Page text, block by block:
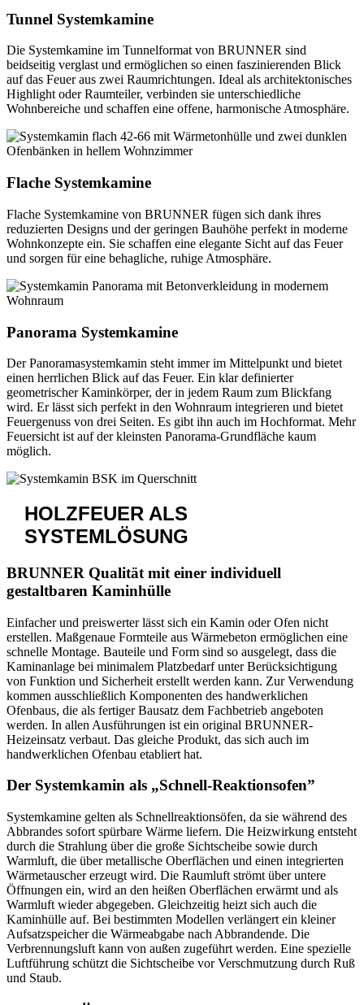
Tunnel Systemkamine
Die Systemkamine im Tunnelformat von BRUNNER sind
beidseitig verglast und ermöglichen so einen faszinierenden Blick
auf das Feuer aus zwei Raumrichtungen. Ideal als architektonisches
Highlight oder Raumteiler, verbinden sie unterschiedliche
Wohnbereiche und schaffen eine offene, harmonische Atmosphäre.
Flache Systemkamine
Flache Systemkamine von BRUNNER fügen sich dank ihres
reduzierten Designs und der geringen Bauhöhe perfekt in moderne
Wohnkonzepte ein. Sie schaffen eine elegante Sicht auf das Feuer
und sorgen für eine behagliche, ruhige Atmosphäre.
Panorama Systemkamine
Der Panoramasystemkamin steht immer im Mittelpunkt und bietet
einen herrlichen Blick auf das Feuer. Ein klar definierter
geometrischer Kaminkörper, der in jedem Raum zum Blickfang
wird. Er lässt sich perfekt in den Wohnraum integrieren und bietet
Feuergenuss von drei Seiten. Es gibt ihn auch im Hochformat. Mehr
Feuersicht ist auf der kleinsten Panorama-Grundfläche kaum
möglich.
HOLZFEUER ALS
SYSTEMLÖSUNG
BRUNNER Qualität mit einer individuell
gestaltbaren Kaminhülle
Einfacher und preiswerter lässt sich ein Kamin oder Ofen nicht
erstellen. Maßgenaue Formteile aus Wärmebeton ermöglichen eine
schnelle Montage. Bauteile und Form sind so ausgelegt, dass die
Kaminanlage bei minimalem Platzbedarf unter Berücksichtigung
von Funktion und Sicherheit erstellt werden kann. Zur Verwendung
kommen ausschließlich Komponenten des handwerklichen
Ofenbaus, die als fertiger Bausatz dem Fachbetrieb angeboten
werden. In allen Ausführungen ist ein original BRUNNER-
Heizeinsatz verbaut. Das gleiche Produkt, das sich auch im
handwerklichen Ofenbau etabliert hat.
Der Systemkamin als „Schnell-Reaktionsofen”
Systemkamine gelten als Schnellreaktionsöfen, da sie während des
Abbrandes sofort spürbare Wärme liefern. Die Heizwirkung entsteht
durch die Strahlung über die große Sichtscheibe sowie durch
Warmluft, die über metallische Oberflächen und einen integrierten
Wärmetauscher erzeugt wird. Die Raumluft strömt über untere
Öffnungen ein, wird an den heißen Oberflächen erwärmt und als
Warmluft wieder abgegeben. Gleichzeitig heizt sich auch die
Kaminhülle auf. Bei bestimmten Modellen verlängert ein kleiner
Aufsatzspeicher die Wärmeabgabe nach Abbrandende. Die
Verbrennungsluft kann von außen zugeführt werden. Eine spezielle
Luftführung schützt die Sichtscheibe vor Verschmutzung durch Ruß
und Staub.